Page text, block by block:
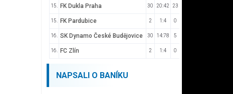
15. FK Dukla Praha 30 20:42 23
15. FK Pardubice 2 1:4 0
16. SK Dynamo České Budějovice 30 14:78 5
16. FC Zlín 2 1:4 0
NAPSALI O BANÍKU